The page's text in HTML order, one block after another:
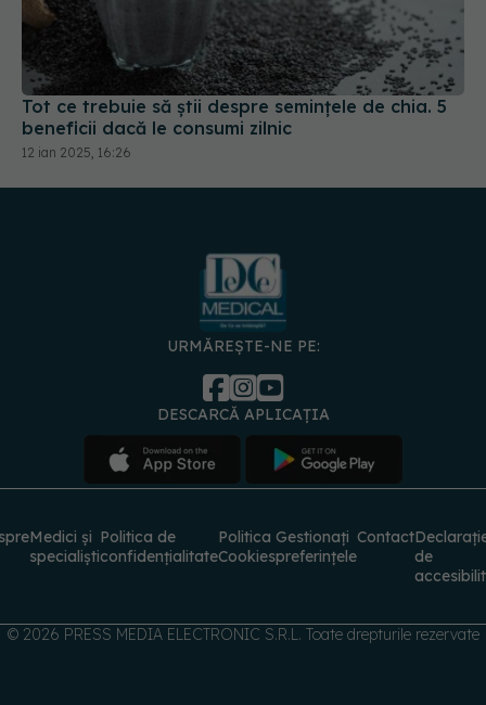
Tot ce trebuie să știi despre semințele de chia. 5
beneficii dacă le consumi zilnic
12 ian 2025, 16:26
URMĂREȘTE-NE PE:
DESCARCĂ APLICAȚIA
specialiști
Politica de
confidențialitateCookies
Gestionați
preferințele
Contact
de
© 2026 PRESS MEDIA ELECTRONIC S.R.L. Toate drepturile rezervate